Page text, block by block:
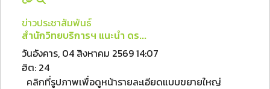
ข่าวประชาสัมพันธ์
สำนักวิทยบริการฯ แนะนำ ดร...
วันอังคาร, 04 สิงหาคม 2569 14:07
ฮิต: 24
คลิกที่รูปภาพเพื่อดูหน้ารายละเอียดแบบขยายใหญ่